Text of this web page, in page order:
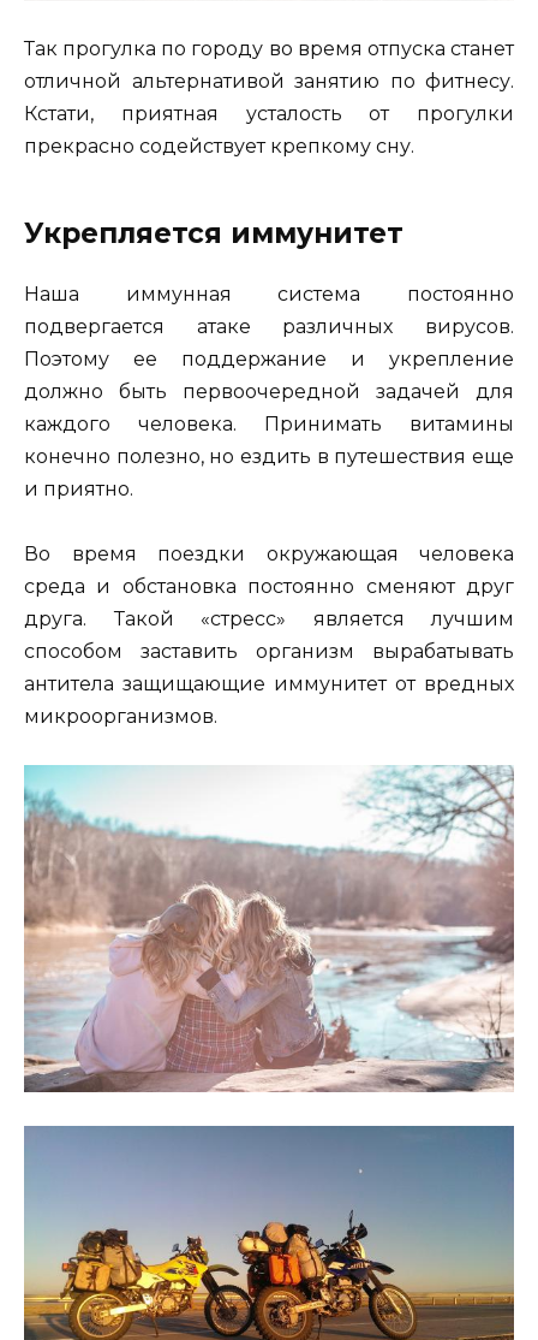
Так прогулка по городу во время отпуска станет
отличной альтернативой занятию по фитнесу.
Кстати, приятная усталость от прогулки
прекрасно содействует крепкому сну.
Укрепляется иммунитет
Наша иммунная система постоянно
подвергается атаке различных вирусов.
Поэтому ее поддержание и укрепление
должно быть первоочередной задачей для
каждого человека. Принимать витамины
конечно полезно, но ездить в путешествия еще
и приятно.
Во время поездки окружающая человека
среда и обстановка постоянно сменяют друг
друга. Такой «стресс» является лучшим
способом заставить организм вырабатывать
антитела защищающие иммунитет от вредных
микроорганизмов.